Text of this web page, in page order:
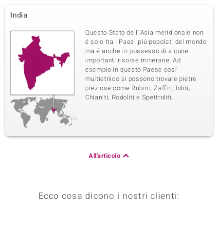
India
Questo Stato dell´Asia meridionale non
é solo tra i Paesi piú popolati del mondo
ma é anche in possesso di alcune
importanti risorse minerarie. Ad
esempio in questo Paese cosí
multietnico si possono trovare pietre
preziose come Rubini, Zaffiri, Ioliti,
Chianiti, Rodoliti e Spettroliti.
All'articolo
Ecco cosa dicono i nostri clienti: